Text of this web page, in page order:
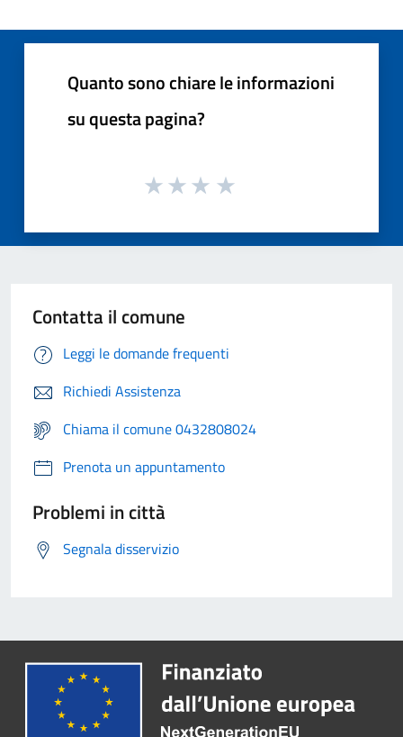
Quanto sono chiare le informazioni
su questa pagina?
Contatta il comune
Leggi le domande frequenti
Richiedi Assistenza
Chiama il comune 0432808024
Prenota un appuntamento
Problemi in città
Segnala disservizio